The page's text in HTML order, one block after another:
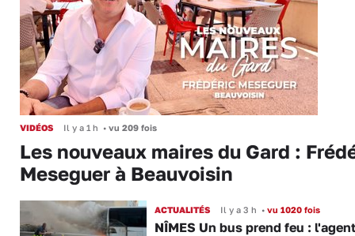
VIDÉOS Il y a 1 h • vu 209 fois
Les nouveaux maires du Gard :
Meseguer à Beauvoisin
ACTUALITÉS Il y a 3 h •vu 1020 fois
NÎMES Un bus prend feu :